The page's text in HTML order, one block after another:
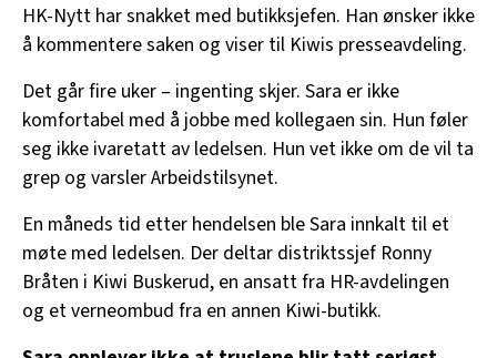
HK-Nytt har snakket med butikksjefen. Han ønsker ikke
å kommentere saken og viser til Kiwis presseavdeling.
Det går fire uker – ingenting skjer. Sara er ikke
komfortabel med å jobbe med kollegaen sin. Hun føler
seg ikke ivaretatt av ledelsen. Hun vet ikke om de vil ta
grep og varsler Arbeidstilsynet.
En måneds tid etter hendelsen ble Sara innkalt til et
møte med ledelsen. Der deltar distriktssjef Ronny
Bråten i Kiwi Buskerud, en ansatt fra HR-avdelingen
og et verneombud fra en annen Kiwi-butikk.